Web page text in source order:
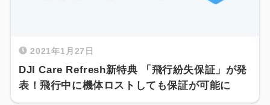
2021年1月27日
DJI Care Refresh新特典 「飛行紛失保証」が発
表！飛行中に機体ロストしても保証が可能に